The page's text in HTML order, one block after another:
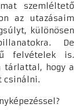
szemléltető
az utazásaim
különösen
De
felvételek is.
tárlattal, hogy a
csinálni.